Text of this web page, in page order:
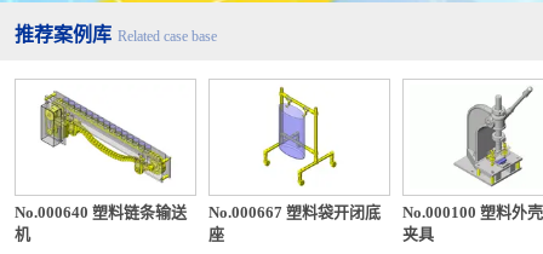
推荐案例库 Related case base
No.000640 塑料链条输送
机
No.000667 塑料袋开闭底
座
No.000100 塑料外
夹具